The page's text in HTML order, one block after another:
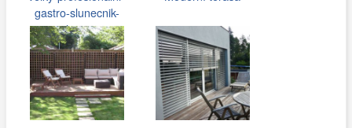
gastro-slunecnik-
glatz…